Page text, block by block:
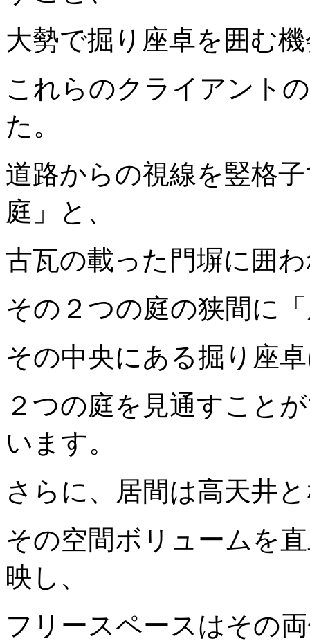
大勢で掘り座卓を囲む
これらのクライアント
た。
道路からの視線を竪格
庭」と、
古瓦の載った門塀に囲
その２つの庭の狭間に
その中央にある掘り座
２つの庭を見通すこと
います。
さらに、居間は高天井
その空間ボリュームを
映し、
フリースペースはその